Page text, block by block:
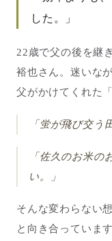
した。」
22歳で父の後を継
裕也さん。迷いな
父がかけてくれた
「蛍が飛び交う
「佐久のお米の
い。」
そんな変わらない
と向き合っています